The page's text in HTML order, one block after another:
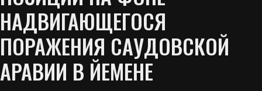
НАДВИГАЮЩЕГОСЯ
ПОРАЖЕНИЯ САУДОВСКОЙ
АРАВИИ В ЙЕМЕНЕ